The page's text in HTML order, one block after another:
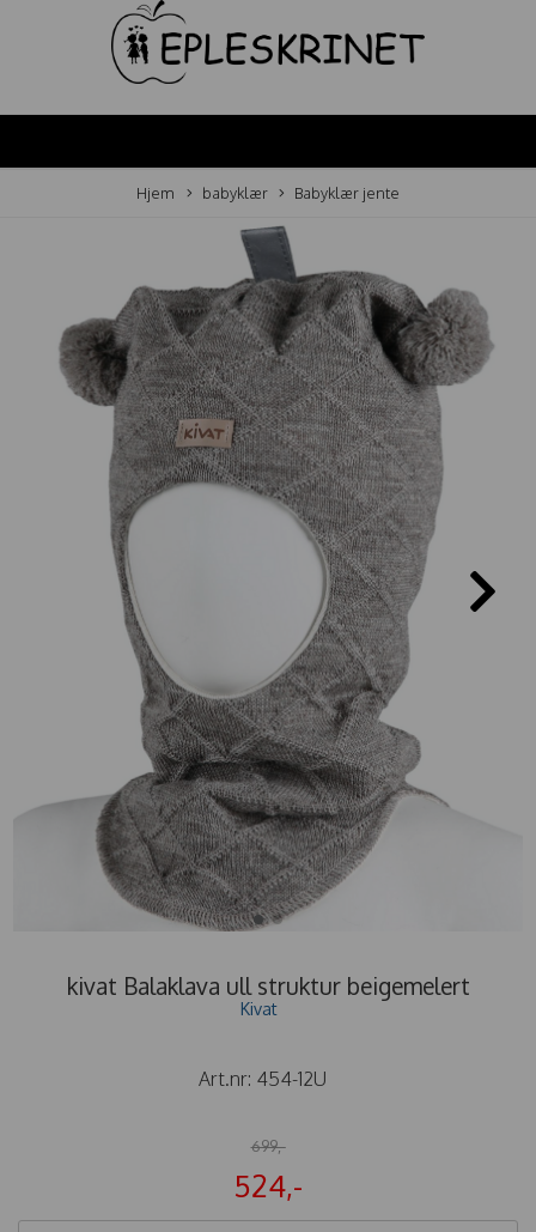
Hjem babyklær Babyklær jente
kivat Balaklava ull struktur beigemelert
Kivat
Art.nr: 454-12U
699,-
524,-